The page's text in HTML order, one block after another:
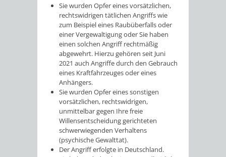
Sie wurden Opfer eines vorsätzlichen,
rechtswidrigen tätlichen Angriffs wie
zum Beispiel eines Raubüberfalls oder
einer Vergewaltigung oder Sie haben
einen solchen Angriff rechtmäßig
abgewehrt. Hierzu gehören seit Juni
2021 auch Angriffe durch den Gebrauch
eines Kraftfahrzeuges oder eines
Anhängers.
Sie wurden Opfer eines sonstigen
vorsätzlichen, rechtswidrigen,
unmittelbar gegen Ihre freie
Willensentscheidung gerichteten
schwerwiegenden Verhaltens
(psychische Gewalttat).
Der Angriff erfolgte in Deutschland.